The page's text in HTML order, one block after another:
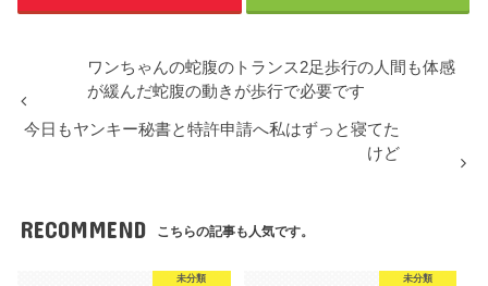
ワンちゃんの蛇腹のトランス2足歩行の人間も体感
が緩んだ蛇腹の動きが歩行で必要です
今日もヤンキー秘書と特許申請へ私はずっと寝てた
けど
RECOMMEND こちらの記事も人気です。
未分類 未分類